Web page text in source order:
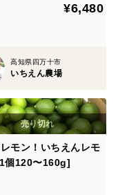
¥6,480
高知県四万十市
いちえん農場
モン！いちえんレモ
個120〜160g]